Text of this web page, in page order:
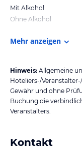
Mit Alkohol
Ohne Alkohol
Mehr anzeigen
Hinweis: Allgemeine
Hoteliers-/
Gewähr und ohne
Buchung die
Veranstalters.
Kontakt